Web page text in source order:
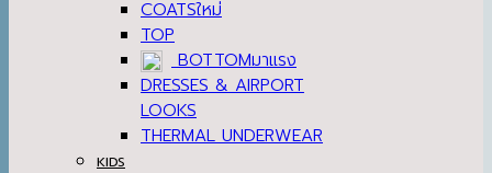
COATS
TOP
BOTTOM
DRESSES & AIRPORT
LOOKS
THERMAL UNDERWEAR
KIDS